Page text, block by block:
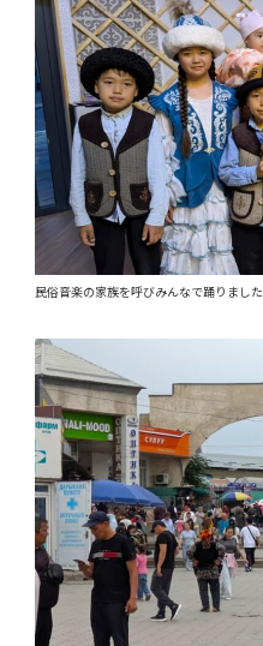
民俗音楽の家族を呼びみんなで踊りました